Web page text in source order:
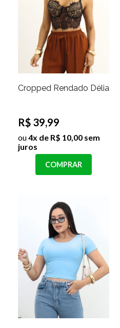
Cropped Rendado Délia
R$ 39,99
ou4x de R$ 10,00 sem
juros
COMPRAR